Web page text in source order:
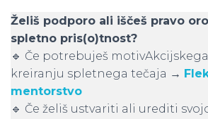
Želiš podporo ali iščeš pravo
spletno pris(o)tnost?
🔹 Če potrebuješ
kreiranju spletnega tečaja →
mentorstvo
🔹 Če želiš ustvariti ali urediti